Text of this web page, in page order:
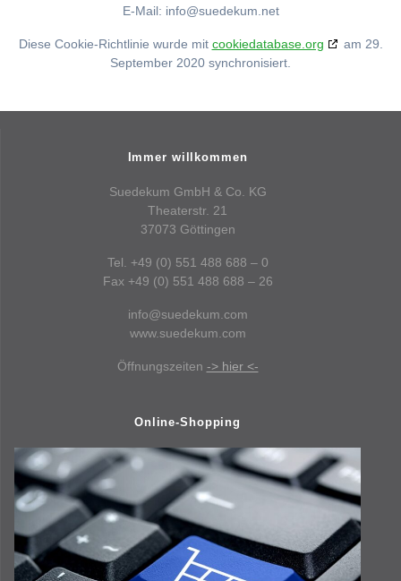
E-Mail: info@suedekum.net
Diese Cookie-Richtlinie wurde mit cookiedatabase.org
am 29.
September 2020 synchronisiert.
Immer willkommen
Suedekum GmbH & Co. KG
Theaterstr. 21
37073 Göttingen
Tel. +49 (0) 551 488 688 – 0
Fax +49 (0) 551 488 688 – 26
info@suedekum.com
www.suedekum.com
Öffnungszeiten -> hier <-
Online-Shopping